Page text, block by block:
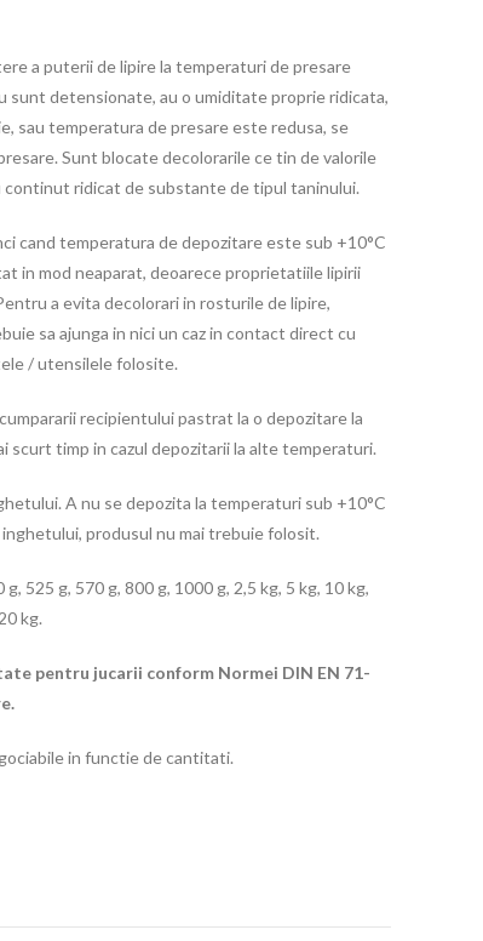
a puterii de lipire la temperaturi de presare
sunt detensionate, au o umiditate proprie ridicata,
sau temperatura de presare este redusa, se
Sunt blocate decolorarile ce tin de valorile
continut ridicat de substante de tipul taninului.
cand temperatura de depozitare este sub +10°C
in mod neaparat, deoarece proprietatiile lipirii
a evita decolorari in rosturile de lipire,
sa ajunga in nici un caz in contact direct cu
/ utensilele folosite.
recipientului pastrat la o depozitare la
scurt timp in cazul depozitarii la alte temperaturi.
A nu se depozita la temperaturi sub +10°C
produsul nu mai trebuie folosit.
525 g, 570 g, 800 g, 1000 g, 2,5 kg, 5 kg, 10 kg,
kg.
pentru jucarii conform Normei DIN EN 71-
in functie de cantitati.